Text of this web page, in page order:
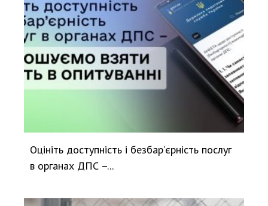
Оцініть доступність і безбар’єрність послуг
в органах ДПС –...